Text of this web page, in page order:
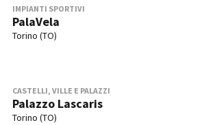
IMPIANTI SPORTIVI
PalaVela
Torino (TO)
CASTELLI, VILLE E PALAZZI
Palazzo Lascaris
Torino (TO)